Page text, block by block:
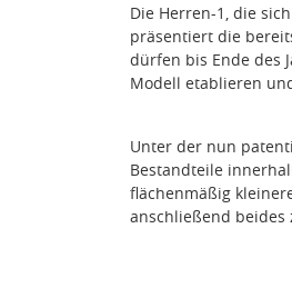
Die Herren-1, die
präsentiert die
dürfen bis Ende des
Modell etablieren
Unter der nun
Bestandteile
flächenmäßig
anschließend beides